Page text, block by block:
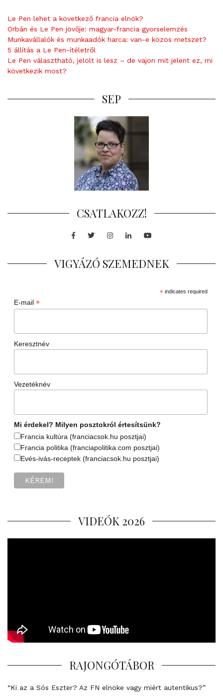
Le Pen lehet a következő francia elnök?
Orbán és Le Pen jövője: magyar-francia gyorselemzés
Munkavállalók és munkaadók harca: van-e közös metszet?
5 állítás a Le Pen-ítéletről
Le Pen választható, jelölt is lesz – de vajon mit jelent ez, mi
következik most?
SEP
CSATLAKOZZ!
Facebook
TwitterInstagram
LinkedInYoutube
VIGYÁZÓ SZEMEDNEK
*indicates required
E-mail *
Keresztnév
Vezetéknév
Mi érdekel? Milyen posztokról értesítsünk?
Francia kultúra (franciacsok.hu posztjai)
Francia politika (franciapolitika.com posztjai)
Evés-ivás-receptek (franciacsok.hu posztjai)
VIDEÓK 2026
RAJONGÓTÁBOR
“Ki az a Sós Eszter? Az FN elnöke vagy miért autentikus?”